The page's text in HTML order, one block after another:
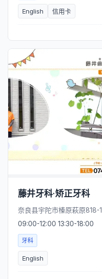
English 信用卡
藤井牙科·矫正牙科
奈良县宇陀市榛原萩原818-1
09:00-12:00 13:30-18:00
牙科
English